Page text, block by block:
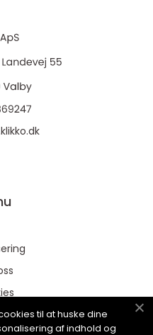
oss
til at huske dine
af indhold og